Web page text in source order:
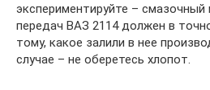
экспериментируйте –
передач ВАЗ 2114 должен в
тому, какое залили в нее
случае – не оберетесь хлопот.